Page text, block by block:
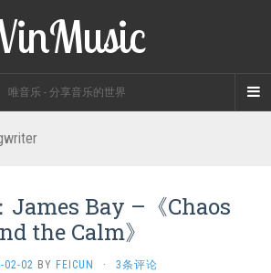
唯音乐 - 分享音乐的世界
James Bay –《Chaos
the Calm》
02-02 BY FEICUN · 3条评论